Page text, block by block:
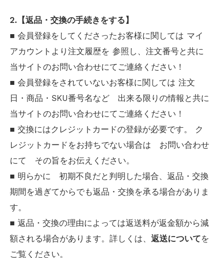
2.【返品・交換の手続きをする】
■ 会員登録をしてくださったお客様に関しては マイ
アカウントより注文履歴を 参照し、注文番号と共に
当サイトのお問い合わせにてご連絡ください！
■ 会員登録をされていないお客様に関しては 注文
日・商品・SKU番号名など 出来る限りの情報と共に
当サイトのお問い合わせにてご連絡ください！
■ 交換にはクレジットカードの登録が必要です。 ク
レジットカードをお持ちでない場合は お問い合わせ
にて その旨をお伝えください。
■ 明らかに 初期不良だと判明した場合、返品・交換
期間を過ぎてからでも返品・交換を承る場合がありま
す。
■ 返品・交換の理由によっては返送料が返金額から減
額される場合があります。詳しくは、 返送についてを
ご覧ください。